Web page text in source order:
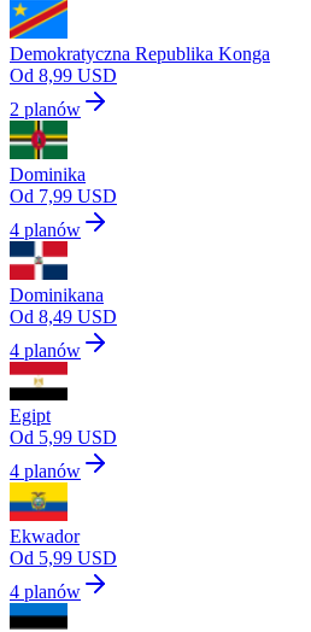
Demokratyczna Republika Konga
Od 8,99 USD
2 planów
Dominika
Od 7,99 USD
4 planów
Dominikana
Od 8,49 USD
4 planów
Egipt
Od 5,99 USD
4 planów
Ekwador
Od 5,99 USD
4 planów